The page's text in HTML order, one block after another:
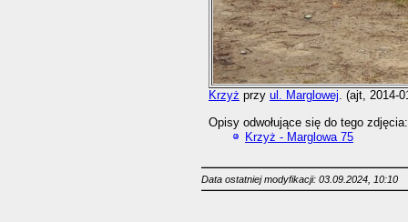
Krzyż przy ul. Marglowej . (ajt, 2014-
Opisy odwołujące się do tego zdjęcia:
Krzyż - Marglowa 75
Data ostatniej modyfikacji: 03.09.2024, 10:10